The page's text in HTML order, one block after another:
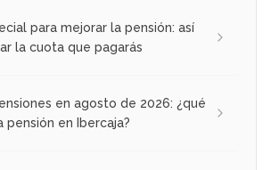
para mejorar la pensión: así
la cuota que pagarás
en agosto de 2026: ¿qué
pensión en Ibercaja?